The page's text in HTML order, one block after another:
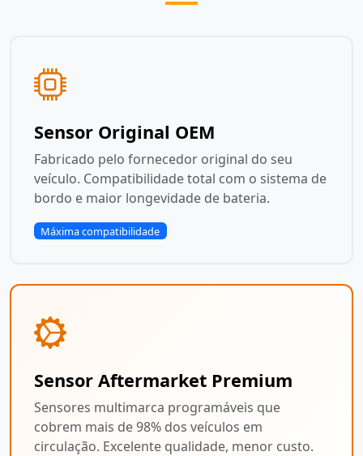
Sensor Original OEM
Fabricado pelo fornecedor original do seu
veículo. Compatibilidade total com o sistema de
bordo e maior longevidade de bateria.
Máxima compatibilidade
Sensor Aftermarket Premium
Sensores multimarca programáveis que
cobrem mais de 98% dos veículos em
circulação. Excelente qualidade, menor custo.